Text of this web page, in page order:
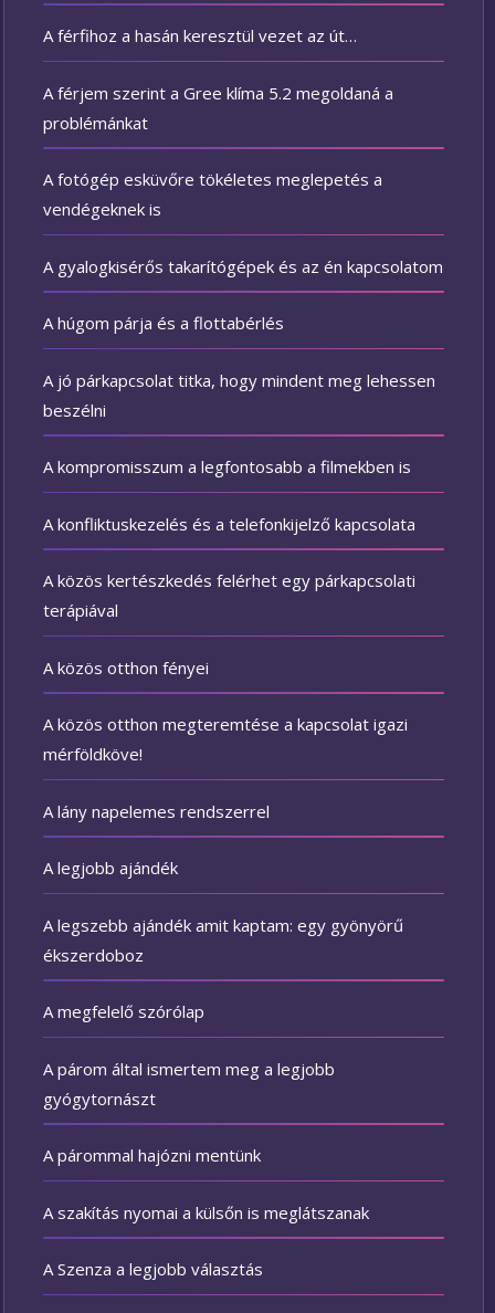
A férfihoz a hasán keresztül vezet az út…
A férjem szerint a Gree klíma 5.2 megoldaná a
problémánkat
A fotógép esküvőre tökéletes meglepetés a
vendégeknek is
A gyalogkisérős takarítógépek és az én kapcsolatom
A húgom párja és a flottabérlés
A jó párkapcsolat titka, hogy mindent meg lehessen
beszélni
A kompromisszum a legfontosabb a filmekben is
A konfliktuskezelés és a telefonkijelző kapcsolata
A közös kertészkedés felérhet egy párkapcsolati
terápiával
A közös otthon fényei
A közös otthon megteremtése a kapcsolat igazi
mérföldköve!
A lány napelemes rendszerrel
A legjobb ajándék
A legszebb ajándék amit kaptam: egy gyönyörű
ékszerdoboz
A megfelelő szórólap
A párom által ismertem meg a legjobb
gyógytornászt
A párommal hajózni mentünk
A szakítás nyomai a külsőn is meglátszanak
A Szenza a legjobb választás